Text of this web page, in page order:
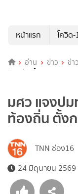
หน้าแรก
โควิด-
อ่าน ข่าว ข่า
ท้องถิ่น ตั้งกรรมการสอบ
มศว แจงป
ท้องถิ่น ตั้ง
TNN ช่อง16
24 มิถุนายน 2569